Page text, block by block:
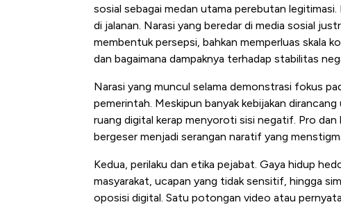
sosial sebagai medan utama perebutan
di jalanan. Narasi yang beredar di media sosial
membentuk persepsi, bahkan memperluas skala
dan bagaimana dampaknya terhadap stabilitas
Narasi yang muncul selama demonstrasi fokus
pemerintah. Meskipun banyak kebijakan
ruang digital kerap menyoroti sisi negatif. Pro
bergeser menjadi serangan naratif yang
Kedua, perilaku dan etika pejabat. Gaya hidup
masyarakat, ucapan yang tidak sensitif, hingga
oposisi digital. Satu potongan video atau